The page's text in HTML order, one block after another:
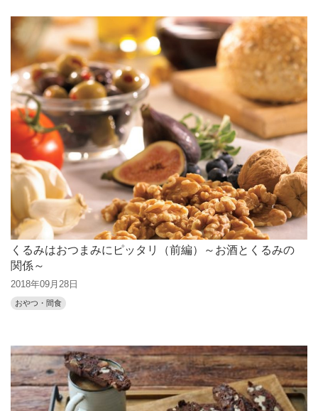
くるみはおつまみにピッタリ（前編）～お酒とくるみの
関係～
2018年09月28日
おやつ・間食